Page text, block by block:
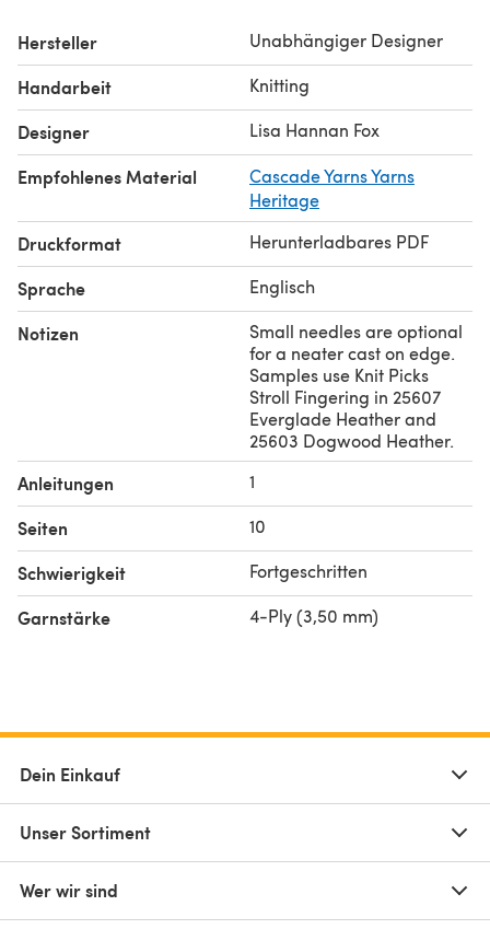
yarn. Please use caution.
Required yarn: 120 yards (110 m) each of two colors of
fingering weight yarn total for all four coasters or 30
yards (27 m) each of two colors of yarn for a single
coaster.
Worked on size 2 US (2.75 mm) needles.
Hersteller Unabhängiger Designer
Handarbeit Knitting
Designer Lisa Hannan Fox
Empfohlenes Material
Cascade Yarns Yarns
Heritage
Druckformat Herunterladbares PDF
Sprache Englisch
Notizen
Small needles are optional
for a neater cast on edge.
Samples use Knit Picks
Stroll Fingering in 25607
Everglade Heather and
25603 Dogwood Heather.
Anleitungen 1
Seiten 10
Schwierigkeit Fortgeschritten
Garnstärke 4-Ply (3,50 mm)
Dein Einkauf
Unser Sortiment
Wer wir sind